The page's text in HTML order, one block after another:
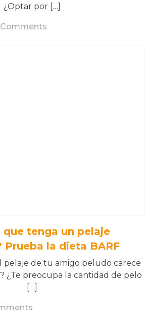
¿Optar por […]
que tenga un pelaje
Prueba la dieta BARF
pelaje de tu amigo peludo carece
¿Te preocupa la cantidad de pelo
[…]